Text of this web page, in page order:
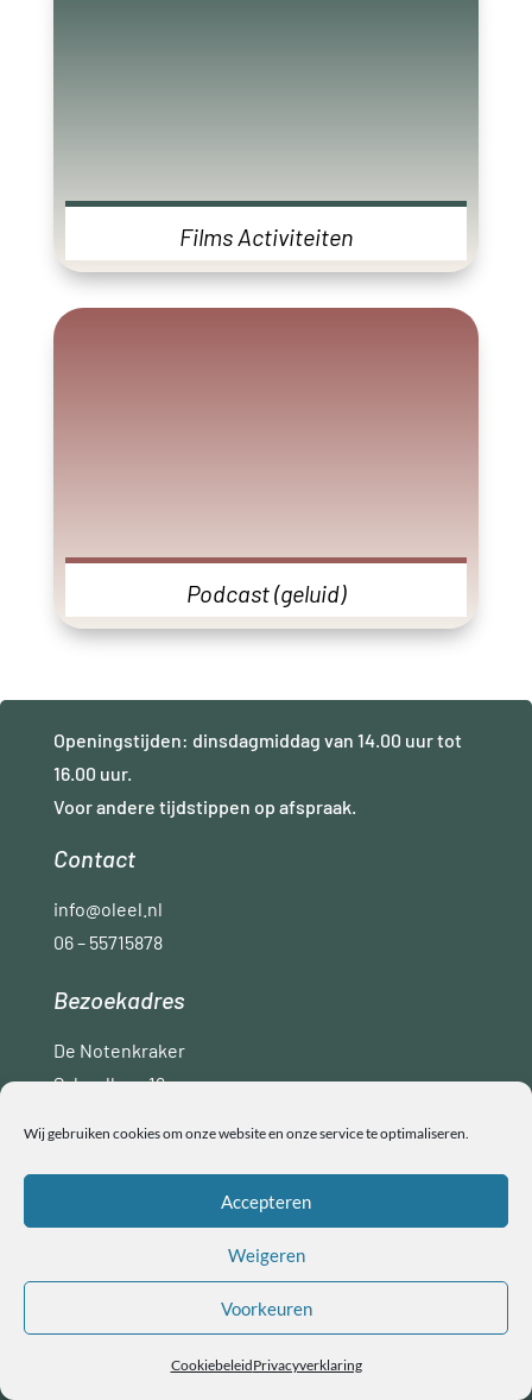
Wij gebruiken cookies om onze website en onze service te optimaliseren.
Accepteren
Weigeren
Voorkeuren
CookiebeleidPrivacyverklaring
Films Activiteiten
Podcast (geluid)
Openingstijden: dinsdagmiddag van 14.00 uur tot
16.00 uur.
Voor andere tijdstippen op afspraak.
Contact
info@oleel.nl
06 – 55715878
Bezoekadres
De Notenkraker
Schoollaan 16
Copyright © Ol Eel